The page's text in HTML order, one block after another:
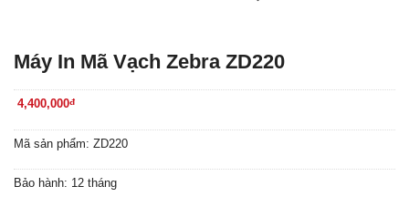
Máy In Mã Vạch Zebra ZD220
4,400,000đ
Mã sản phẩm: ZD220
Bảo hành: 12 tháng